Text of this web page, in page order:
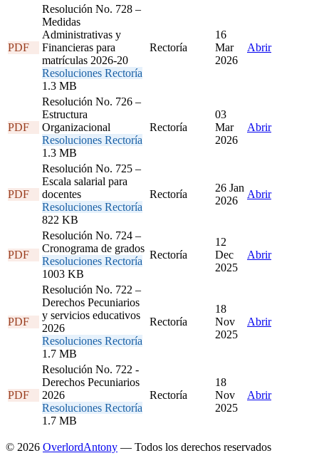
PDF
Resolución No. 728 –
Medidas
Administrativas y
Financieras para
matrículas 2026-20
Resoluciones Rectoría
1.3 MB
Rectoría
16
Mar
2026
Abrir
PDF
Resolución No. 726 –
Estructura
Organizacional
Resoluciones Rectoría
1.3 MB
Rectoría
03
Mar
2026
Abrir
PDF
Resolución No. 725 –
Escala salarial para
docentes
Resoluciones Rectoría
822 KB
Rectoría
26 Jan
2026
Abrir
PDF
Resolución No. 724 –
Cronograma de grados
Resoluciones Rectoría
1003 KB
Rectoría
12
Dec
2025
Abrir
PDF
Resolución No. 722 –
Derechos Pecuniarios
y servicios educativos
2026
Resoluciones Rectoría
1.7 MB
Rectoría
18
Nov
2025
Abrir
PDF
Resolución No. 722 -
Derechos Pecuniarios
2026
Resoluciones Rectoría
1.7 MB
Rectoría
18
Nov
2025
Abrir
© 2026 OverlordAntony — Todos los derechos reservados